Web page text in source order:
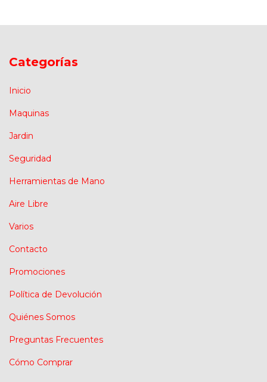
Categorías
Inicio
Maquinas
Jardin
Seguridad
Herramientas de Mano
Aire Libre
Varios
Contacto
Promociones
Política de Devolución
Quiénes Somos
Preguntas Frecuentes
Cómo Comprar